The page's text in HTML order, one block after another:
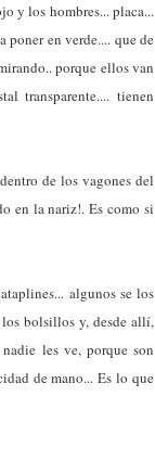
y los hombres... placa...
poner en verde.... que de
porque ellos van
transparente.... tienen
de los vagones del
en la nariz!. Es como si
algunos se los
los bolsillos y, desde allí,
les ve, porque son
de mano... Es lo que